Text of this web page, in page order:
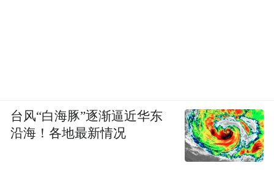
台风“白海豚”逐渐逼近华东
沿海！各地最新情况